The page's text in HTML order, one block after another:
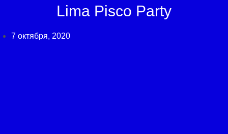
Lima Pisco Party
7 октября, 2020